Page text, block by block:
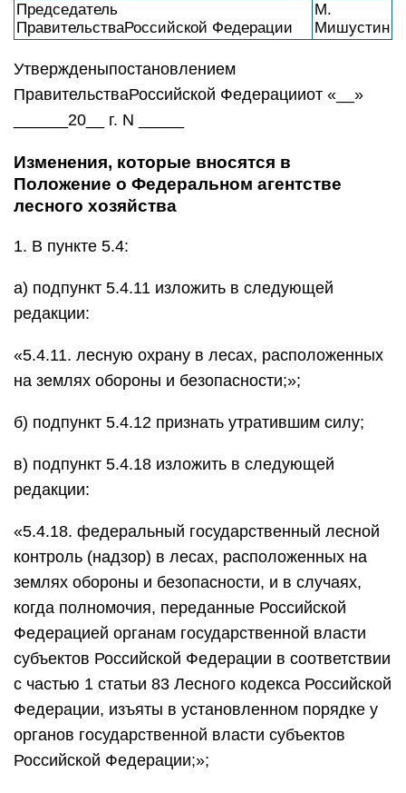
Председатель
ПравительстваРоссийской Федерации
М.
Мишустин
Утвержденыпостановлением
ПравительстваРоссийской Федерацииот «__»
______20__ г. N _____
Изменения, которые вносятся в
Положение о Федеральном агентстве
лесного хозяйства
1. В пункте 5.4:
а) подпункт 5.4.11 изложить в следующей
редакции:
«5.4.11. лесную охрану в лесах, расположенных
на землях обороны и безопасности;»;
б) подпункт 5.4.12 признать утратившим силу;
в) подпункт 5.4.18 изложить в следующей
редакции:
«5.4.18. федеральный государственный лесной
контроль (надзор) в лесах, расположенных на
землях обороны и безопасности, и в случаях,
когда полномочия, переданные Российской
Федерацией органам государственной власти
субъектов Российской Федерации в соответствии
с частью 1 статьи 83 Лесного кодекса Российской
Федерации, изъяты в установленном порядке у
органов государственной власти субъектов
Российской Федерации;»;